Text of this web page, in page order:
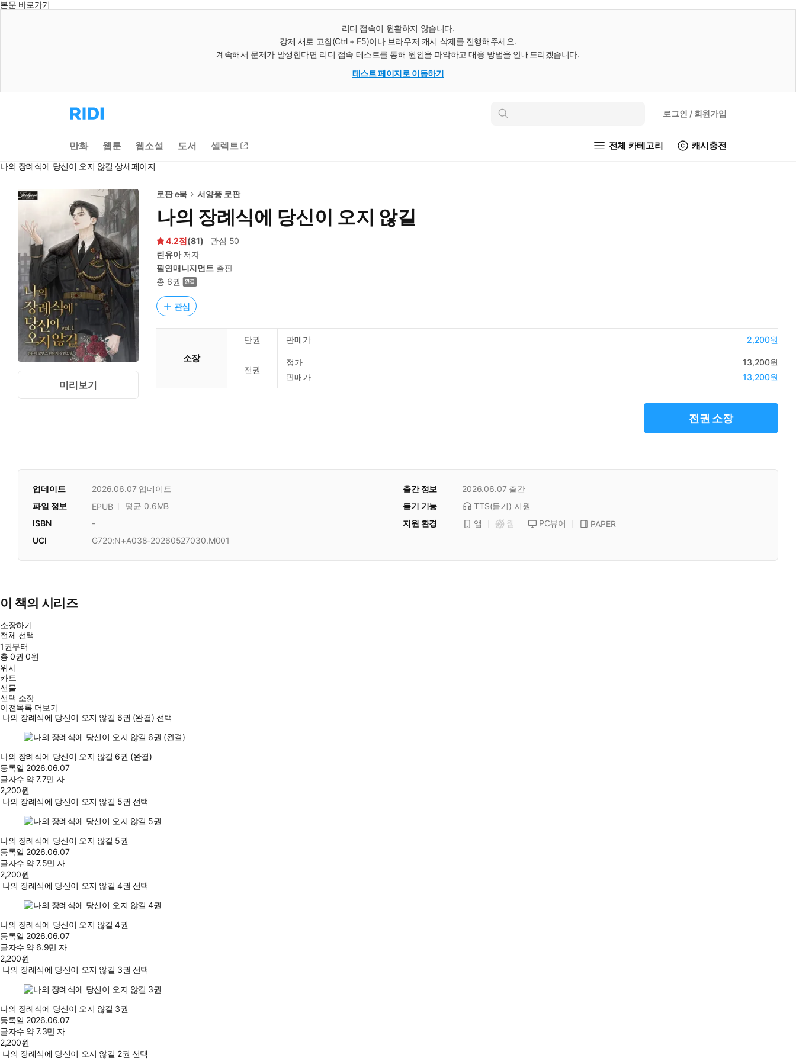
본문 바로가기
리디 접속이 원활하지 않습니다.
강제 새로 고침(Ctrl + F5)이나 브라우저 캐시 삭제를 진행해주세요.
계속해서 문제가 발생한다면 리디 접속 테스트를 통해 원인을 파악하고 대응 방법을 안내드리겠습니다.
테스트 페이지로 이동하기
리
디
으
로
동
인
로그인 / 회원가입
만화 웹툰 웹소설 도서 셀렉트 전체 카테고리 캐시충전
나의 장례식에 당신이 오지 않길 상세페이지
미리보기
로판 e북 서양풍 로판
나의 장례식에 당신이 오지 않길
4.2 (81) 관심 50
린유아저자
필연매니지먼트 출판
총 6권
관심
소장
단권 판매가 2,200원
전권
정가
13,200원
판매가
13,200원
전권 소장
업데이트 2026.06.07업데이트 출간 정보 2026.06.07 출간
듣기 기능
TTS(듣기) 지원
파일 정보 EPUB
평균 0.6MB
지원 환경
앱 웹 PC뷰어 PAPER
ISBN
-
UCI
G720:N+A038-20260527030.M001
이 책의 시리즈
소장하기
전체 선택
1권부터
총0권 0원
위시
카트
선물
선택 소장
이전목록 더보기
나의 장례식에 당신이 오지 않길 6권 (완결) 선택
나의 장례식에 당신이 오지 않길 6권 (완결)
등록일 2026.06.07
글자수 약 7.7만 자
2,200원
나의 장례식에 당신이 오지 않길 5권 선택
나의 장례식에 당신이 오지 않길 5권
등록일 2026.06.07
글자수 약 7.5만 자
2,200원
나의 장례식에 당신이 오지 않길 4권 선택
나의 장례식에 당신이 오지 않길 4권
등록일 2026.06.07
글자수 약 6.9만 자
2,200원
나의 장례식에 당신이 오지 않길 3권 선택
나의 장례식에 당신이 오지 않길 3권
등록일 2026.06.07
글자수 약 7.3만 자
2,200원
나의 장례식에 당신이 오지 않길 2권 선택